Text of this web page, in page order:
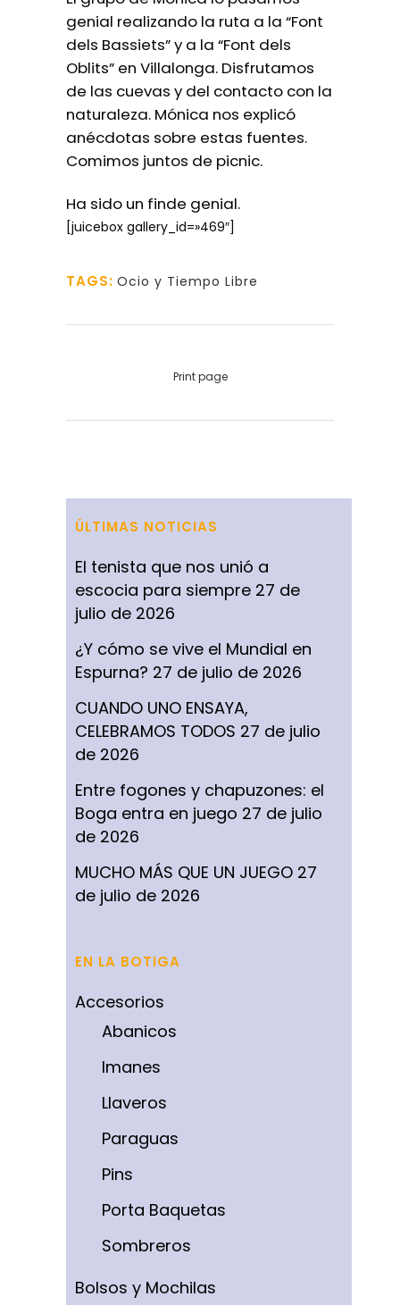
genial realizando la ruta a la “Font
dels Bassiets” y a la “Font dels
Oblits” en Villalonga. Disfrutamos
de las cuevas y del contacto con la
naturaleza. Mónica nos explicó
anécdotas sobre estas fuentes.
Comimos juntos de picnic.
Ha sido un finde genial.
[juicebox gallery_id=»469″]
TAGS: Ocio y Tiempo Libre
Print page
ÚLTIMAS NOTICIAS
El tenista que nos unió a
escocia para siempre 27 de
julio de 2026
¿Y cómo se vive el Mundial en
Espurna? 27 de julio de 2026
CUANDO UNO ENSAYA,
CELEBRAMOS TODOS 27 de julio
de 2026
Entre fogones y chapuzones: el
Boga entra en juego 27 de julio
de 2026
MUCHO MÁS QUE UN JUEGO 27
de julio de 2026
EN LA BOTIGA
Accesorios
Abanicos
Imanes
Llaveros
Paraguas
Pins
Porta Baquetas
Sombreros
Bolsos y Mochilas